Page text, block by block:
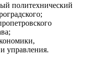
политехнический
управления.